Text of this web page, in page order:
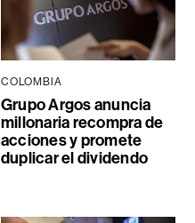
COLOMBIA
Grupo Argos anuncia
millonaria recompra de
acciones y promete
duplicar el dividendo